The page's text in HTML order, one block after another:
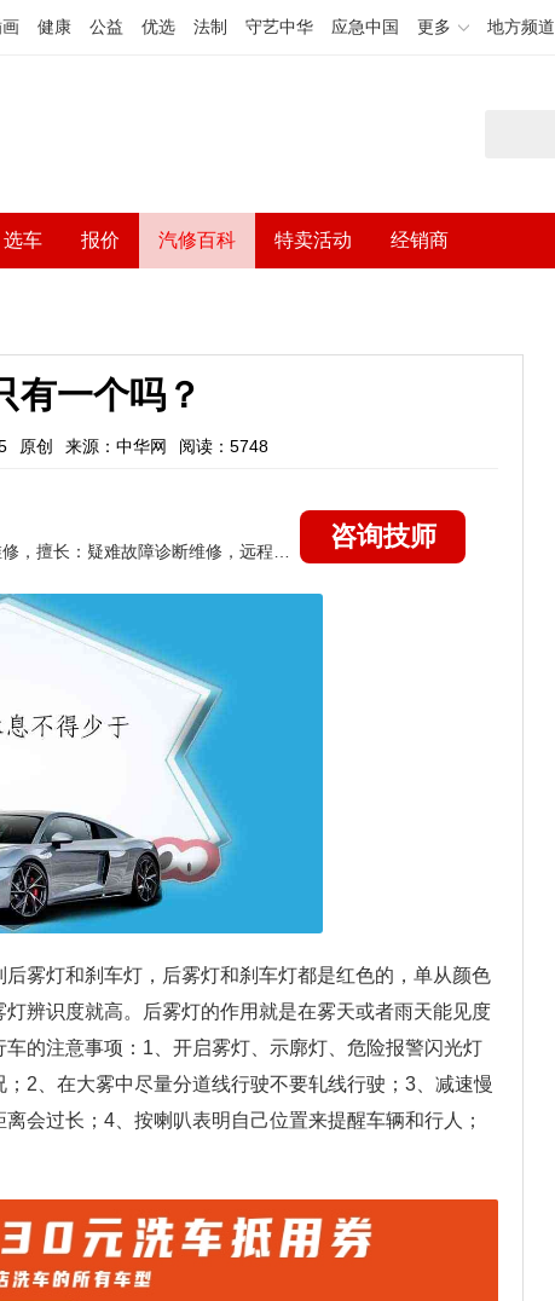
健康 公益 优选 法制 守艺中华 应急中国 更多 地方频道
选车 报价 汽修百科 特卖活动 经销商
有一个吗？
原创 来源：中华网 阅读：5748
咨询技师
雾灯和刹车灯，后雾灯和刹车灯都是红色的，单从颜色
辨识度就高。后雾灯的作用就是在雾天或者雨天能见度
的注意事项：1、开启雾灯、示廓灯、危险报警闪光灯
2、在大雾中尽量分道线行驶不要轧线行驶；3、减速慢
会过长；4、按喇叭表明自己位置来提醒车辆和行人；